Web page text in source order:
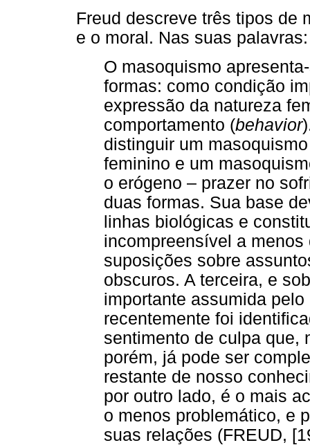
Freud descreve três tipos de
e o moral. Nas suas palavras:
O masoquismo
formas: como condição
expressão da natureza
comportamento (behavior
distinguir um
feminino e um
o erógeno – prazer no
duas formas. Sua base
linhas biológicas e
incompreensível a
suposições sobre
obscuros. A terceira, e
importante assumida
recentemente foi
sentimento de culpa que,
porém, já pode ser
restante de nosso
por outro lado, é o mais
o menos problemático, e
suas relações (FREUD,